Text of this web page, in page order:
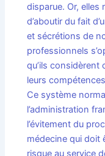
disparue. Or, elles
d’aboutir du fait
et sécrétions de
professionnels
qu’ils considèrent
leurs
Ce système
l’administration
l’évitement du
médecine qui doit
risque au service